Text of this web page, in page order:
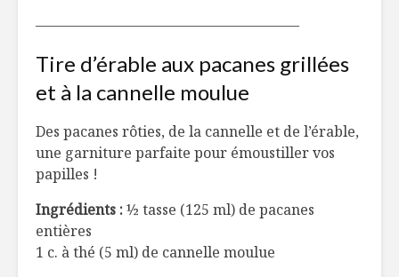
——————————————————–
Tire d’érable aux pacanes grillées
et à la cannelle moulue
Des pacanes rôties, de la cannelle et de l’érable,
une garniture parfaite pour émoustiller vos
papilles !
Ingrédients :½ tasse (125 ml) de pacanes
entières
1 c. à thé (5 ml) de cannelle moulue